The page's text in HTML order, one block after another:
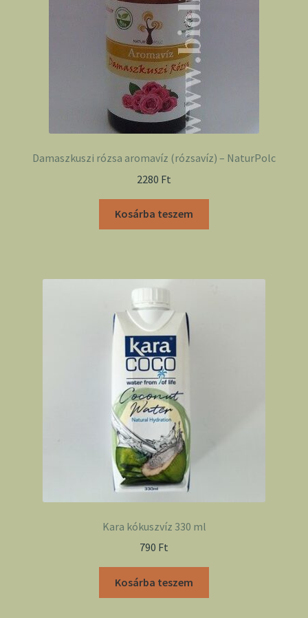
Damaszkuszi rózsa aromavíz (rózsavíz) – NaturPolc
2280 Ft
Kosárba teszem
Kara kókuszvíz 330 ml
790 Ft
Kosárba teszem